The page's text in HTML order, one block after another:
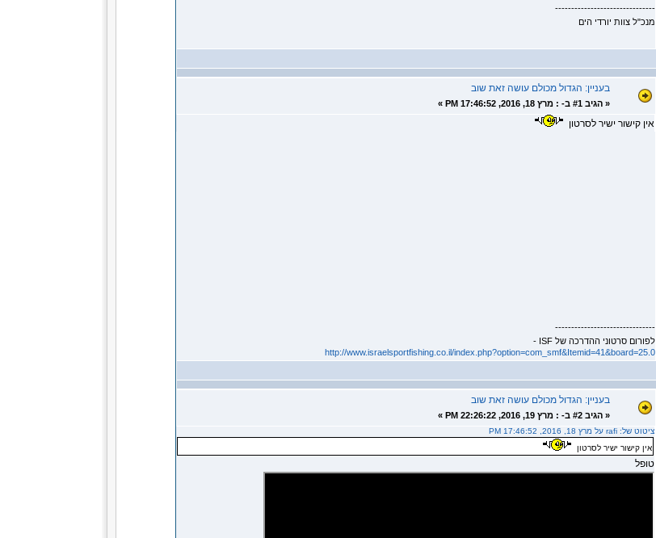
-------------------------------
מנכ"ל צוות יורדי הים
בעניין: הגדול מכולם עושה זאת שוב
« הגיב #1 ב- : מרץ 18, 2016, 17:46:52 PM »
אין קישור ישיר לסרטון
-------------------------------
לפורום סרטוני ההדרכה של ISF -
http://www.israelsportfishing.co.il/index.php?option=com_smf&Itemid=41&board=25.0
בעניין: הגדול מכולם עושה זאת שוב
« הגיב #2 ב- : מרץ 19, 2016, 22:26:22 PM »
ציטוט של: rafi על מרץ 18, 2016, 17:46:52 PM
אין קישור ישיר לסרטון
טופל